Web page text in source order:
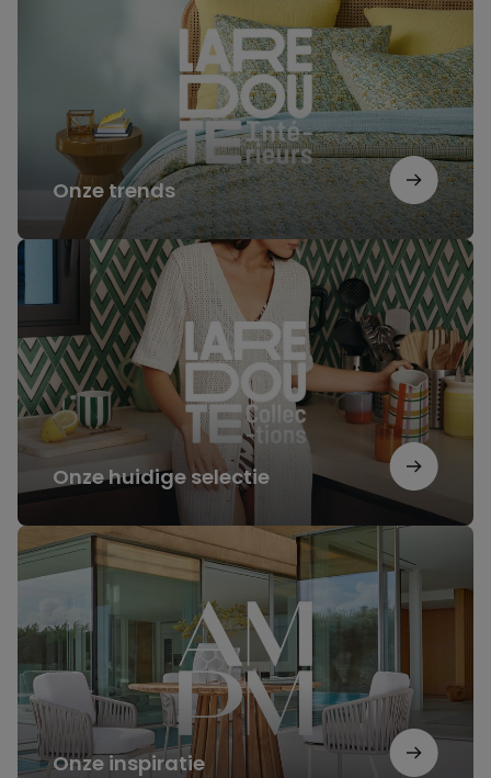
Onze trends
Onze huidige selectie
Onze
huidige
selectie
Onze inspiratie
Onze
inspiratie